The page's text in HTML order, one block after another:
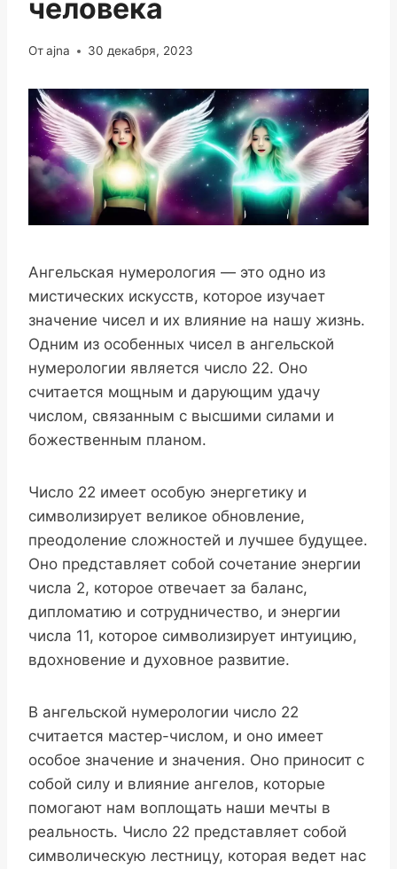
человека
Отajna 30 декабря, 2023
Ангельская нумерология — это одно из
мистических искусств, которое изучает
значение чисел и их влияние на нашу жизнь.
Одним из особенных чисел в ангельской
нумерологии является число 22. Оно
считается мощным и дарующим удачу
числом, связанным с высшими силами и
божественным планом.
Число 22 имеет особую энергетику и
символизирует великое обновление,
преодоление сложностей и лучшее будущее.
Оно представляет собой сочетание энергии
числа 2, которое отвечает за баланс,
дипломатию и сотрудничество, и энергии
числа 11, которое символизирует интуицию,
вдохновение и духовное развитие.
В ангельской нумерологии число 22
считается мастер-числом, и оно имеет
особое значение и значения. Оно приносит с
собой силу и влияние ангелов, которые
помогают нам воплощать наши мечты в
реальность. Число 22 представляет собой
символическую лестницу, которая ведет нас